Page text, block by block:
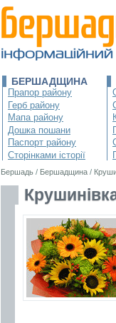
БЕРШАДЩИНА
Прапор району
Герб району
Мапа району
Дошка пошани
Паспорт району
Сторінками історії
Бершадь / Бершадщина /